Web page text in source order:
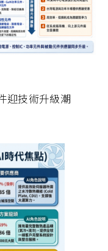
迎技術升級潮